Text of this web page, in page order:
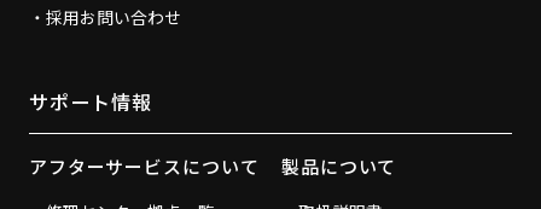
採用お問い合わせ
サポート情報
アフターサービスについて 製品について